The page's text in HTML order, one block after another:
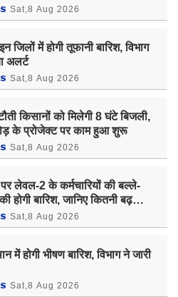
Sat,8 Aug 2026
जिलों में होगी तूफानी बारिश, विभाग
अलर्ट
Sat,8 Aug 2026
किसानों को मिलेगी 8 घंटे बिजली,
के प्रोजेक्ट पर काम हुआ शुरू
Sat,8 Aug 2026
लेवल-2 के कर्मचारियों की बल्ले-
होगी बारिश, जानिए कितनी बढ़
?Sat,8 Aug 2026
में होगी भीषण बारिश, विभाग ने जारी
Sat,8 Aug 2026